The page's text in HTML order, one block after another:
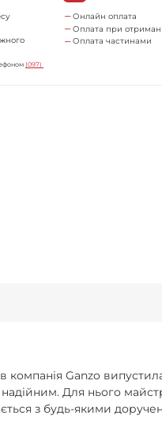
(097)
Онлайн оплата
Оплата при отримані
Оплата частинами
компанія Ganzo
Для нього
з будь-якими